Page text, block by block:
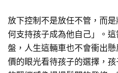
放下控制不是放任不管，而
何支持孩子成為他自己」。
盤，人生這輛車也不會衝出
價的眼光看待孩子的選擇，